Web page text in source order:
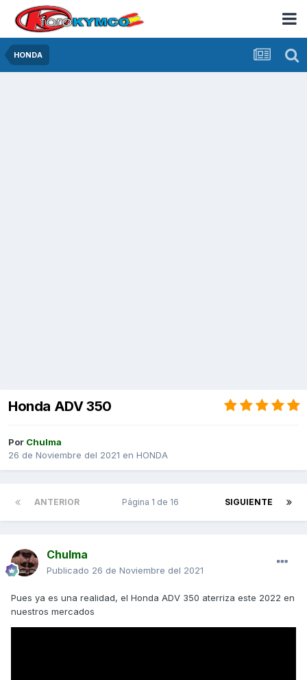
HONDA
Honda ADV 350
Por Chulma
26 de Noviembre del 2021 en HONDA
ANTERIOR SIGUIENTE
Página 1 de 16
Chulma
Publicado 26 de Noviembre del 2021
Pues ya es una realidad, el Honda ADV 350 aterriza este 2022 en
nuestros mercados